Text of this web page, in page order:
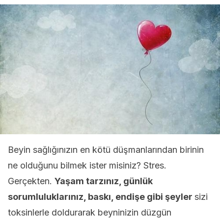
Beyin sağlığınızın en kötü düşmanlarından birinin
ne olduğunu bilmek ister misiniz? Stres.
Gerçekten. Yaşam tarzınız, günlük
sorumluluklarınız, baskı, endişe gibi şeyler sizi
toksinlerle doldurarak beyninizin düzgün